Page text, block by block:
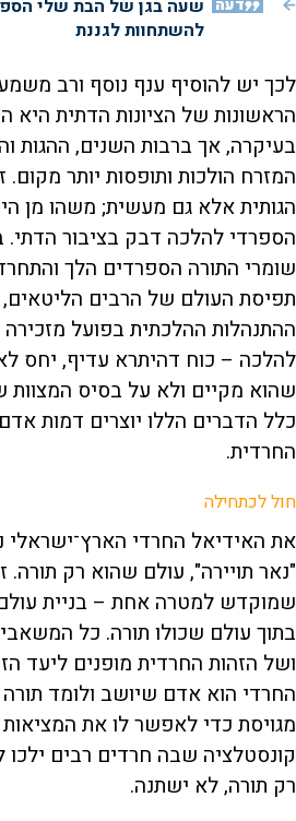
שעה בגן של הבת שלי
להשתחוות לגננת
לכך יש להוסיף ענף נוסף ורב
הראשונות של הציונות הדתית היא
בעיקרה, אך ברבות השנים, ההגות
המזרח הולכות ותופסות יותר
הגותית אלא גם מעשית; משהו מן
הספרדי להלכה דבק בציבור
שומרי התורה הספרדים הלך
תפיסת העולם של הרבים הליטאים,
ההתנהלות ההלכתית בפועל מזכירה
להלכה – כוח דהיתרא עדיף, יחס
שהוא מקיים ולא על בסיס המצוות
כלל הדברים הללו יוצרים דמות
החרדית.
חול לכתחילה
את האידיאל החרדי הארץ־ישראלי
"נאר תויירה", עולם שהוא רק תורה.
שמוקדש למטרה אחת – בניית
בתוך עולם שכולו תורה. כל
ושל הזהות החרדית מופנים ליעד
החרדי הוא אדם שיושב ולומד
מגויסת כדי לאפשר לו את
קונסטלציה שבה חרדים רבים
רק תורה, לא ישתנה.